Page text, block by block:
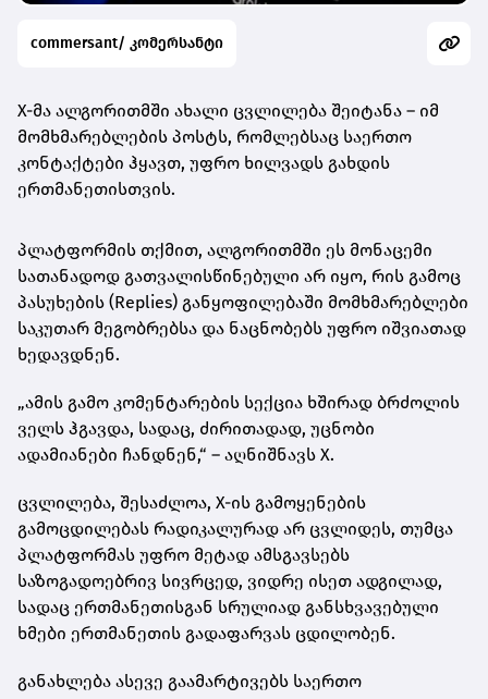
commersant/ კომერსანტი
X-მა ალგორითმში ახალი ცვლილება შეიტანა – იმ
მომხმარებლების პოსტს, რომლებსაც საერთო
კონტაქტები ჰყავთ, უფრო ხილვადს გახდის
ერთმანეთისთვის.
პლატფორმის თქმით, ალგორითმში ეს მონაცემი
სათანადოდ გათვალისწინებული არ იყო, რის გამოც
პასუხების (Replies) განყოფილებაში მომხმარებლები
საკუთარ მეგობრებსა და ნაცნობებს უფრო იშვიათად
ხედავდნენ.
„ამის გამო კომენტარების სექცია ხშირად ბრძოლის
ველს ჰგავდა, სადაც, ძირითადად, უცნობი
ადამიანები ჩანდნენ,“ – აღნიშნავს X.
ცვლილება, შესაძლოა, X-ის გამოყენების
გამოცდილებას რადიკალურად არ ცვლიდეს, თუმცა
პლატფორმას უფრო მეტად ამსგავსებს
საზოგადოებრივ სივრცედ, ვიდრე ისეთ ადგილად,
სადაც ერთმანეთისგან სრულიად განსხვავებული
ხმები ერთმანეთის გადაფარვას ცდილობენ.
განახლება ასევე გაამარტივებს საერთო